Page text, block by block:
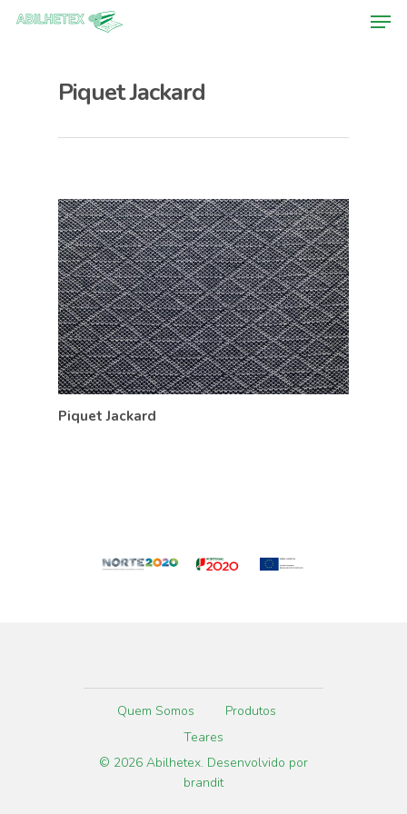
Piquet Jackard
Piquet Jackard
Quem Somos
Produtos
Teares
© 2026 Abilhetex. Desenvolvido por
brandit